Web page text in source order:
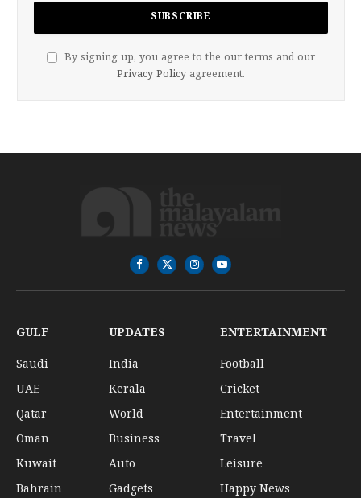
By signing up, you agree to the our terms and our
Privacy Policy agreement.
Facebook
X
(Twitter)
InstagramYouTube
GULF
Saudi
UAE
Qatar
Oman
Kuwait
Bahrain
UPDATES
India
Kerala
World
Business
Auto
Gadgets
ENTERTAINMENT
Football
Cricket
Entertainment
Travel
Leisure
Happy News